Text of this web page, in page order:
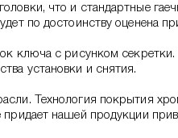
что и стандартные
по достоинству оценена
ключа с рисунком
установки и снятия.
Технология покрытия
нашей продукции